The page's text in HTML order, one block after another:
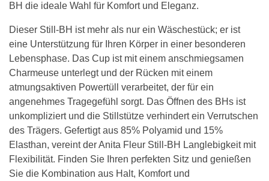
BH die ideale Wahl für Komfort und Eleganz.
Dieser Still-BH ist mehr als nur ein Wäschestück; er ist
eine Unterstützung für Ihren Körper in einer besonderen
Lebensphase. Das Cup ist mit einem anschmiegsamen
Charmeuse unterlegt und der Rücken mit einem
atmungsaktiven Powertüll verarbeitet, der für ein
angenehmes Tragegefühl sorgt. Das Öffnen des BHs ist
unkompliziert und die Stillstütze verhindert ein Verrutschen
des Trägers. Gefertigt aus 85% Polyamid und 15%
Elasthan, vereint der Anita Fleur Still-BH Langlebigkeit mit
Flexibilität. Finden Sie Ihren perfekten Sitz und genießen
Sie die Kombination aus Halt, Komfort und